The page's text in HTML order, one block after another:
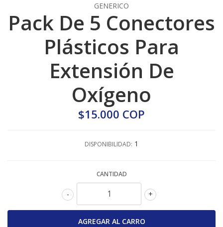
GENERICO
Pack De 5 Conectores
Plásticos Para
Extensión De
Oxígeno
$15.000 COP
DISPONIBILIDAD: 1
CANTIDAD
+
-